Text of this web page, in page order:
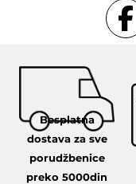
Besplatna
dostava za sve
porudžbenice
preko 5000din